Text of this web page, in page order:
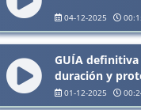
04-12-2025
GUÍA definitiva
duración y
01-12-2025